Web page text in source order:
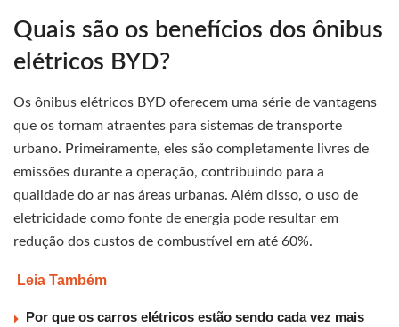
Quais são os benefícios dos ônibus
elétricos BYD?
Os ônibus elétricos BYD oferecem uma série de vantagens
que os tornam atraentes para sistemas de transporte
urbano. Primeiramente, eles são completamente livres de
emissões durante a operação, contribuindo para a
qualidade do ar nas áreas urbanas. Além disso, o uso de
eletricidade como fonte de energia pode resultar em
redução dos custos de combustível em até 60%.
Leia Também
Por que os carros elétricos estão sendo cada vez mais